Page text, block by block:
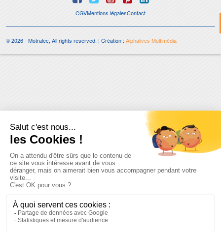
CGVMentions légalesContact
© 2026 - Motralec, All rights reserved. | Création : Alphalives Multimédia